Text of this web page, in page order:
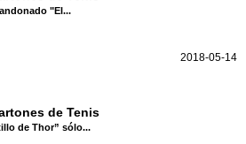
"El...
2018-05-14
de Tenis
de Thor” sólo...